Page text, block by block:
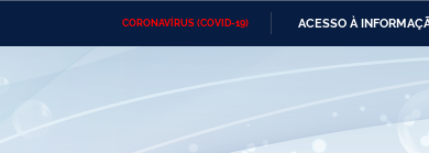
CORONAVÍRUS (COVID-19) ACESSO À
Ministério das Relações